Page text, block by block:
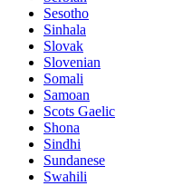
Sesotho
Sinhala
Slovak
Slovenian
Somali
Samoan
Scots Gaelic
Shona
Sindhi
Sundanese
Swahili